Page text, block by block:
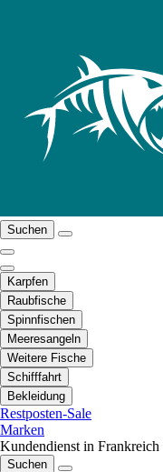
Suchen
Karpfen
Raubfische
Spinnfischen
Meeresangeln
Weitere Fische
Schifffahrt
Bekleidung
Restposten-Sale
Marken
Kundendienst in Frankreich
Suchen